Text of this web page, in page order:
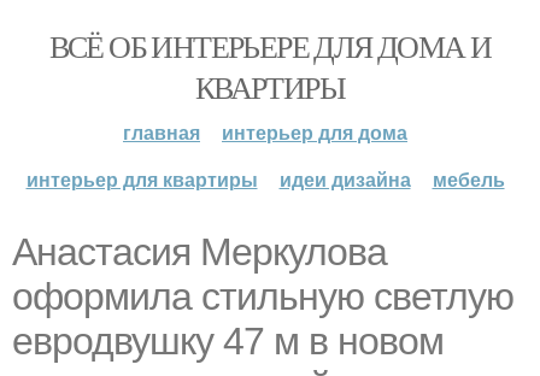
ВСЁ ОБ ИНТЕРЬЕРЕ ДЛЯ ДОМА И
КВАРТИРЫ
главная
интерьер для дома
интерьер для квартиры
идеи дизайна мебель
Анастасия Меркулова
оформила стильную светлую
евродвушку 47 м в новом